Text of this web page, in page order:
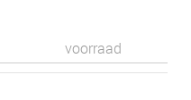
voorraad